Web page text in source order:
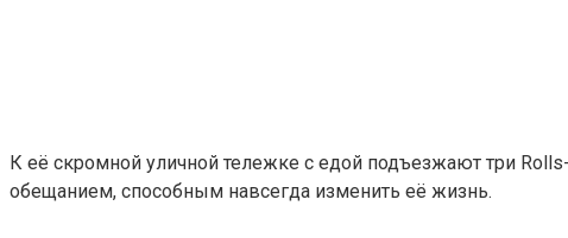
К её скромной уличной тележке с едой подъезжают три
обещанием, способным навсегда изменить её жизнь.